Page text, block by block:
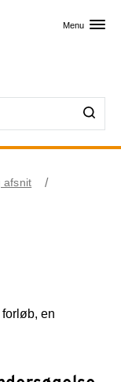
Menu
afsnit
en